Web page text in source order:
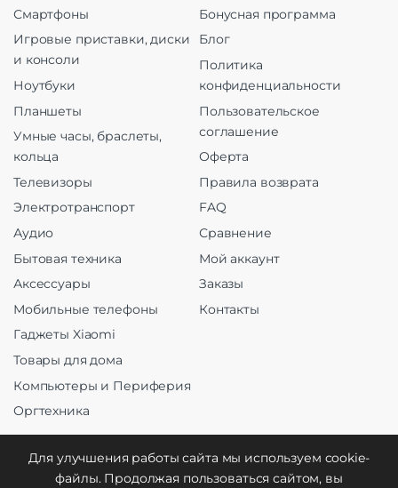
Смартфоны
Игровые приставки, диски
и консоли
Ноутбуки
Планшеты
Умные часы, браслеты,
кольца
Телевизоры
Электротранспорт
Аудио
Бытовая техника
Аксессуары
Мобильные телефоны
Гаджеты Xiaomi
Товары для дома
Компьютеры и Периферия
Оргтехника
Бонусная программа
Блог
Политика
конфиденциальности
Пользовательское
соглашение
Оферта
Правила возврата
FAQ
Сравнение
Мой аккаунт
Заказы
Контакты
Для улучшения работы сайта мы используем cookie-
файлы. Продолжая пользоваться сайтом, вы